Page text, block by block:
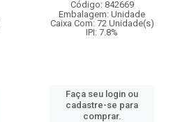
Código: 842669
Embalagem: Unidade
Caixa Com: 72 Unidade(s)
IPI: 7.8%
Faça seu login ou
cadastre-se para
comprar.